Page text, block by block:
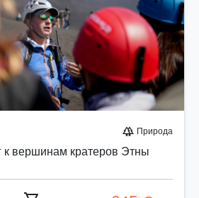
forest Природа
к вершинам кратеров Этны